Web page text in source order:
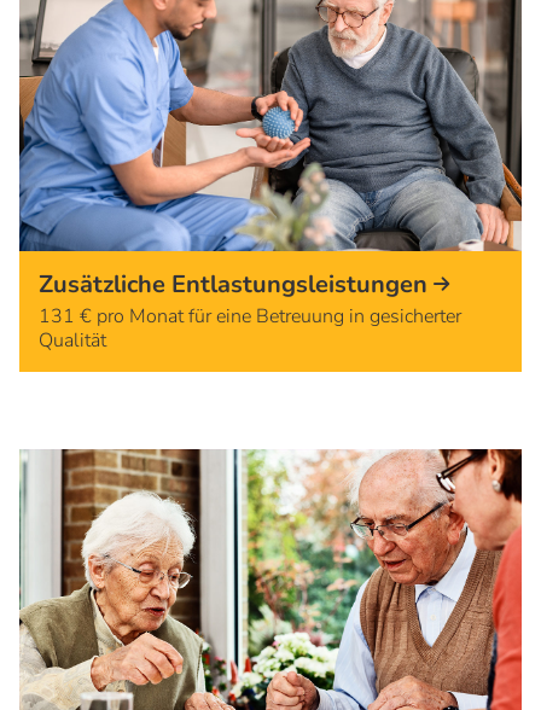
Zusätzliche Entlastungsleistungen
131 € pro Monat für eine Betreuung in gesicherter
Qualität